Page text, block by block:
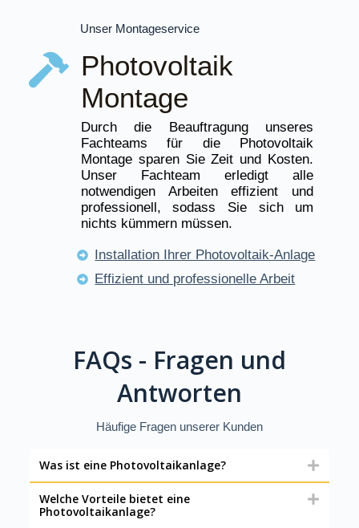
Unser Montageservice
Photovoltaik
Montage
Durch die Beauftragung unseres
Fachteams für die Photovoltaik
Montage sparen Sie Zeit und Kosten.
Unser Fachteam erledigt alle
notwendigen Arbeiten effizient und
professionell, sodass Sie sich um
nichts kümmern müssen.
Installation Ihrer Photovoltaik-Anlage
Effizient und professionelle Arbeit
FAQs - Fragen und
Antworten
Häufige Fragen unserer Kunden
Was ist eine Photovoltaikanlage?
Welche Vorteile bietet eine
Photovoltaikanlage?